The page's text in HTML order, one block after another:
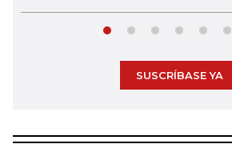
SUSCRÍBASE YA